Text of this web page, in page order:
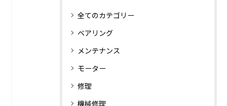
全てのカテゴリー
ベアリング
メンテナンス
モーター
修理
機械修理